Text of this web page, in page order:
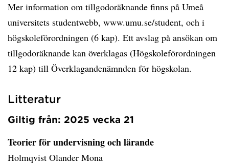
Mer information om tillgodoräknande finns på Umeå
universitets studentwebb, www.umu.se/student, och i
högskoleförordningen (6 kap). Ett avslag på ansökan om
tillgodoräknande kan överklagas (Högskoleförordningen
12 kap) till Överklagandenämnden för högskolan.
Litteratur
Giltig från: 2025 vecka 21
Teorier för undervisning och lärande
Holmqvist Olander Mona